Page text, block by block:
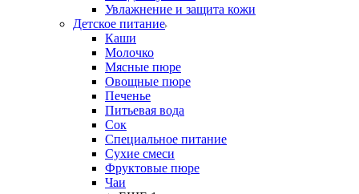
Увлажнение и защита кожи
Детское питание
Каши
Молочко
Мясные пюре
Овощные пюре
Печенье
Питьевая вода
Сок
Специальное питание
Сухие смеси
Фруктовые пюре
Чаи